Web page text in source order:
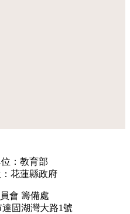
：教育部
花蓮縣政府
會 籌備處
達固湖灣大路1號